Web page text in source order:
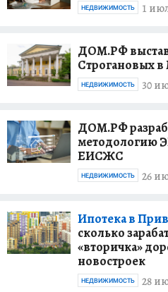
1
НЕДВИЖИМОСТЬ
ДОМ.РФ
Строгановых
30
НЕДВИЖИМОСТЬ
ДОМ.РФ
методологию
ЕИСЖС
26
НЕДВИЖИМОСТЬ
Ипотека в
сколько
«вторичка»
новостроек
28
НЕДВИЖИМОСТЬ